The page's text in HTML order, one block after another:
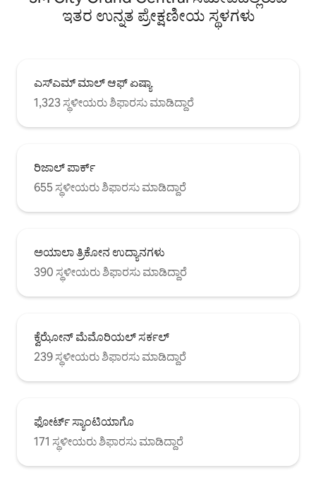
ಇತರ ಉನ್ನತ ಪ್ರೇಕ್ಷಣೀಯ ಸ್ಥಳಗಳು
ಎಸ್‌ಎಮ್ ಮಾಲ್ ಆಫ್ ಏಷ್ಯಾ
1,323 ಸ್ಥಳೀಯರು ಶಿಫಾರಸು ಮಾಡಿದ್ದಾರೆ
ರಿಜಾಲ್ ಪಾರ್ಕ್
655 ಸ್ಥಳೀಯರು ಶಿಫಾರಸು ಮಾಡಿದ್ದಾರೆ
ಅಯಾಲಾ ತ್ರಿಕೋನ ಉದ್ಯಾನಗಳು
390 ಸ್ಥಳೀಯರು ಶಿಫಾರಸು ಮಾಡಿದ್ದಾರೆ
ಕ್ವೆಝೋನ್ ಮೆಮೊರಿಯಲ್ ಸರ್ಕಲ್
239 ಸ್ಥಳೀಯರು ಶಿಫಾರಸು ಮಾಡಿದ್ದಾರೆ
ಫೋರ್ಟ್ ಸ್ಯಾಂಟಿಯಾಗೊ
171 ಸ್ಥಳೀಯರು ಶಿಫಾರಸು ಮಾಡಿದ್ದಾರೆ